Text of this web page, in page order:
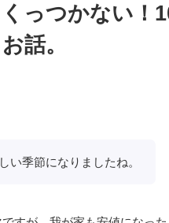
っつかない！
話。
い季節になりましたね。